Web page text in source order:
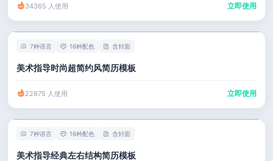
34365 人使用 立即使用
7种语言 16种配色 含封面
美术指导时尚超简约风简历模板
22875 人使用 立即使用
7种语言 16种配色 含封面
美术指导经典左右结构简历模板